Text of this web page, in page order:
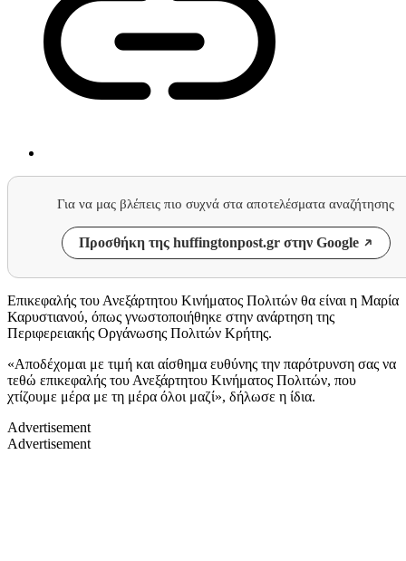
Για να μας βλέπεις πιο συχνά στα αποτελέσματα αναζήτησης
Προσθήκη της huffingtonpost.gr στην Google
Επικεφαλής του Ανεξάρτητου Κινήματος Πολιτών θα είναι η Μαρία
Καρυστιανού, όπως γνωστοποιήθηκε στην ανάρτηση της
Περιφερειακής Οργάνωσης Πολιτών Κρήτης.
«Αποδέχομαι με τιμή και αίσθημα ευθύνης την παρότρυνση σας να
τεθώ επικεφαλής του Ανεξάρτητου Κινήματος Πολιτών, που
χτίζουμε μέρα με τη μέρα όλοι μαζί», δήλωσε η ίδια.
Advertisement
Advertisement